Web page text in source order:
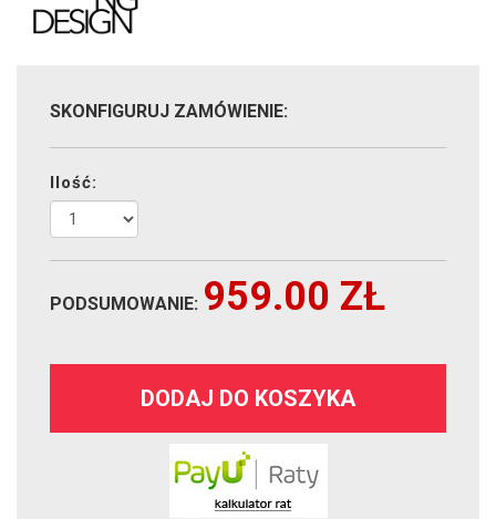
SKONFIGURUJ ZAMÓWIENIE:
Ilość:
PODSUMOWANIE: 959.00 ZŁ
DODAJ DO KOSZYKA